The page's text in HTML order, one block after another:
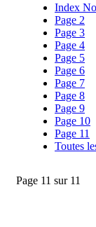
Index
Page 2
Page 3
Page 4
Page 5
Page 6
Page 7
Page 8
Page 9
Page 10
Page 11
Toutes
Page 11 sur 11